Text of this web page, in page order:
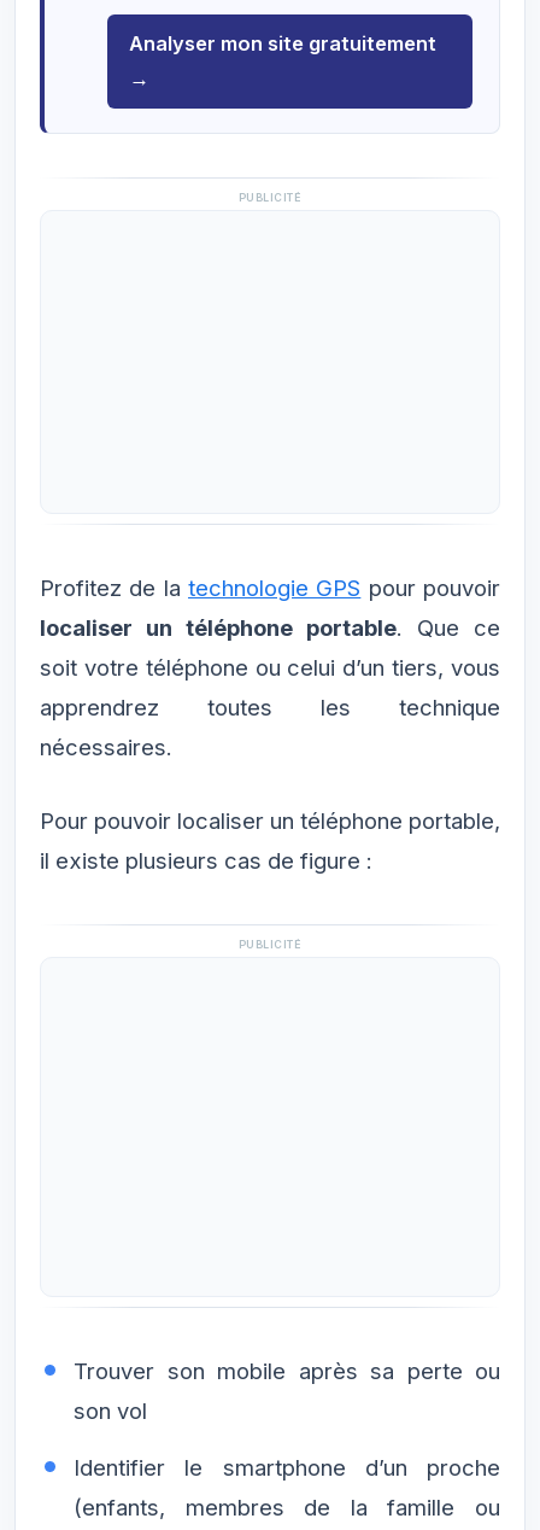
Analyser mon site gratuitement
→
PUBLICITÉ
Profitez de la technologie GPS pour pouvoir
localiser un téléphone portable. Que ce
soit votre téléphone ou celui d’un tiers, vous
apprendrez toutes les technique
nécessaires.
Pour pouvoir localiser un téléphone portable,
il existe plusieurs cas de figure :
PUBLICITÉ
Trouver son mobile après sa perte ou
son vol
Identifier le smartphone d’un proche
(enfants, membres de la famille ou